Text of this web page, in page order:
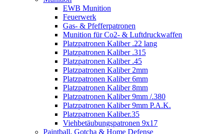
EWB Munition
Feuerwerk
Gas- & Pfefferpatronen
Munition für Co2- & Luftdruckwaffen
Platzpatronen Kaliber .22 lang
Platzpatronen Kaliber .315
Platzpatronen Kaliber .45
Platzpatronen Kaliber 2mm
Platzpatronen Kaliber 6mm
Platzpatronen Kaliber 8mm
Platzpatronen Kaliber 9mm /.380
Platzpatronen Kaliber 9mm P.A.K.
Platzpatronen Kaliber.35
Viehbetäubungspatronen 9x17
Paintball, Gotcha & Home Defense